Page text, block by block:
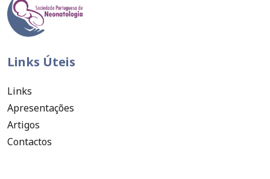
Links Úteis
Links
Apresentações
Artigos
Contactos